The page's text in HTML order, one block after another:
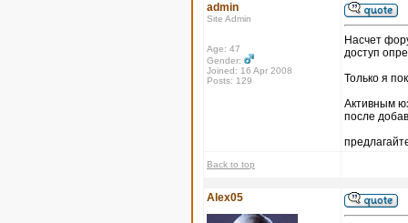
admin
Site Admin
Age: 47
Gender:
Joined: 16 Apr 2008
Posts: 129
Насчет
доступ
Только я
Активным
после
Back to top
Alex05